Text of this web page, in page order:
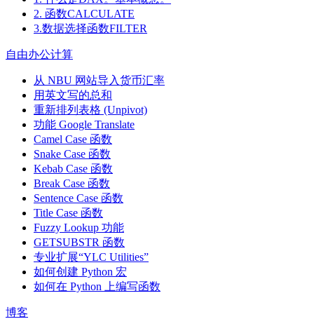
2. 函数CALCULATE
3.数据选择函数FILTER
自由办公计算
从 NBU 网站导入货币汇率
用英文写的总和
重新排列表格 (Unpivot)
功能 Google Translate
Camel Case 函数
Snake Case 函数
Kebab Case 函数
Break Case 函数
Sentence Case 函数
Title Case 函数
Fuzzy Lookup 功能
GETSUBSTR 函数
专业扩展“YLC Utilities”
如何创建 Python 宏
如何在 Python 上编写函数
博客